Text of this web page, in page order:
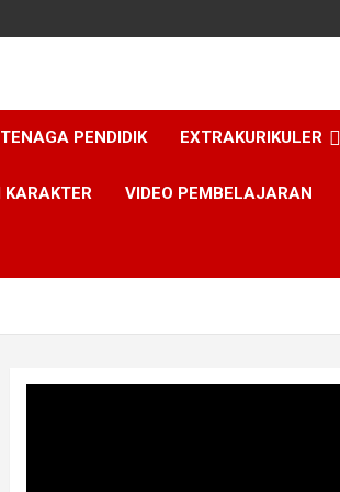
PENDIDIK EXTRAKURIKULER
VIDEO PEMBELAJARAN